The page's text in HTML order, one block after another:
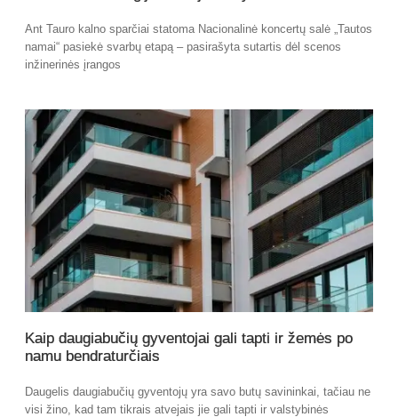
Ant Tauro kalno sparčiai statoma Nacionalinė koncertų salė „Tautos
namai“ pasiekė svarbų etapą – pasirašyta sutartis dėl scenos
inžinerinės įrangos
Kaip daugiabučių gyventojai gali tapti ir žemės po
namu bendraturčiais
Daugelis daugiabučių gyventojų yra savo butų savininkai, tačiau ne
visi žino, kad tam tikrais atvejais jie gali tapti ir valstybinės